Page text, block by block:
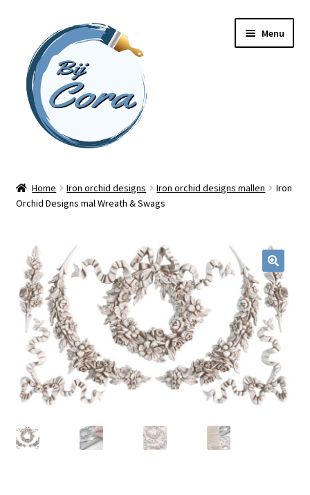
naar
navigatie
inhoud
Menu
Workshops
Online cursussen
Shop
Blog / DIY / Tutorials
Over mij
Contact
Home Iron orchid designs Iron orchid designs mallen
Iron
Orchid Designs mal Wreath & Swags